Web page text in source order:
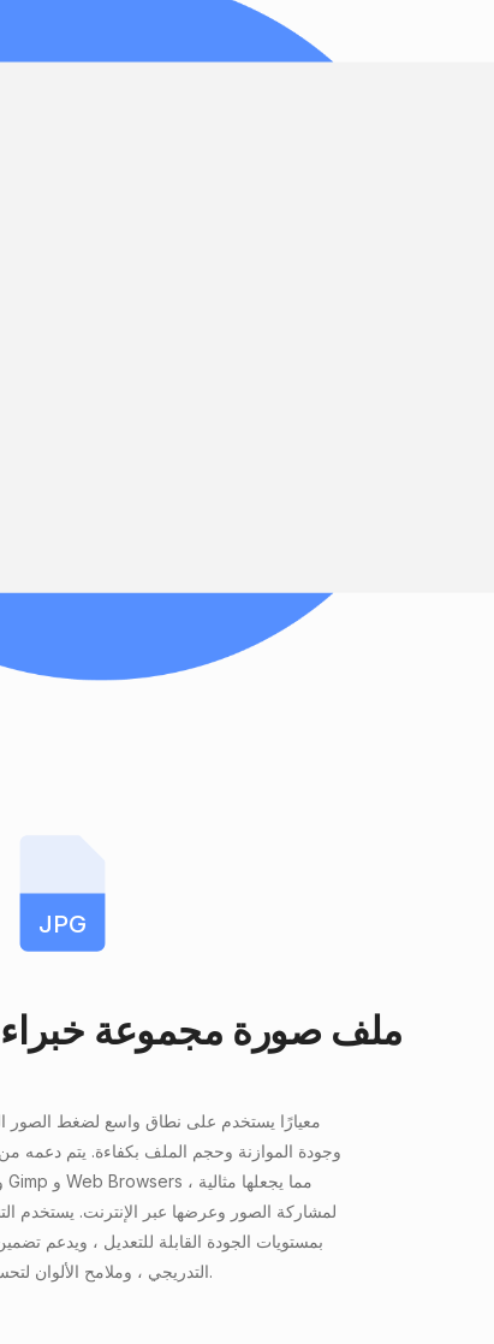
JPG
ملف صورة مجموعة خبراء
وجودة الموازنة وحجم الملف بكفاءة. يتم دعمه
لمشاركة الصور وعرضها عبر الإنترنت. يستخدم
بمستويات الجودة القابلة للتعديل ، ويدعم
التدريجي ، وملامح الألوان لتحسين الوظائف.